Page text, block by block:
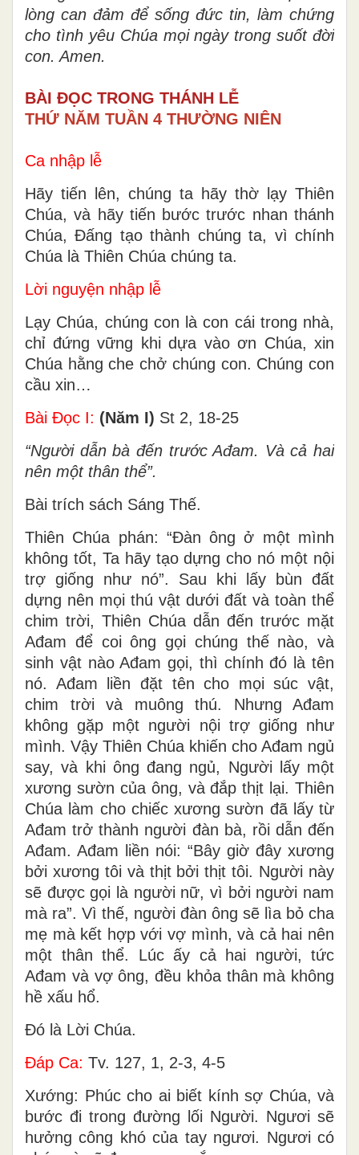
lòng can đảm để sống đức tin, làm chứng
cho tình yêu Chúa mọi ngày trong suốt đời
con. Amen.
BÀI ĐỌC TRONG THÁNH LỄ
THỨ NĂM TUẦN 4 THƯỜNG NIÊN
Ca nhập lễ
Hãy tiến lên, chúng ta hãy thờ lạy Thiên
Chúa, và hãy tiến bước trước nhan thánh
Chúa, Đấng tạo thành chúng ta, vì chính
Chúa là Thiên Chúa chúng ta.
Lời nguyện nhập lễ
Lạy Chúa, chúng con là con cái trong nhà,
chỉ đứng vững khi dựa vào ơn Chúa, xin
Chúa hằng che chở chúng con. Chúng con
cầu xin…
Bài Ðọc I: (Năm I) St 2, 18-25
“Người dẫn bà đến trước Ađam. Và cả hai
nên một thân thể”.
Bài trích sách Sáng Thế.
Thiên Chúa phán: “Ðàn ông ở một mình
không tốt, Ta hãy tạo dựng cho nó một nội
trợ giống như nó”. Sau khi lấy bùn đất
dựng nên mọi thú vật dưới đất và toàn thể
chim trời, Thiên Chúa dẫn đến trước mặt
Ađam để coi ông gọi chúng thế nào, và
sinh vật nào Ađam gọi, thì chính đó là tên
nó. Ađam liền đặt tên cho mọi súc vật,
chim trời và muông thú. Nhưng Ađam
không gặp một người nội trợ giống như
mình. Vậy Thiên Chúa khiến cho Ađam ngủ
say, và khi ông đang ngủ, Người lấy một
xương sườn của ông, và đắp thịt lại. Thiên
Chúa làm cho chiếc xương sườn đã lấy từ
Ađam trở thành người đàn bà, rồi dẫn đến
Ađam. Ađam liền nói: “Bây giờ đây xương
bởi xương tôi và thịt bởi thịt tôi. Người này
sẽ được gọi là người nữ, vì bởi người nam
mà ra”. Vì thế, người đàn ông sẽ lìa bỏ cha
mẹ mà kết hợp với vợ mình, và cả hai nên
một thân thể. Lúc ấy cả hai người, tức
Ađam và vợ ông, đều khỏa thân mà không
hề xấu hổ.
Ðó là Lời Chúa.
Ðáp Ca: Tv. 127, 1, 2-3, 4-5
Xướng: Phúc cho ai biết kính sợ Chúa, và
bước đi trong đường lối Người. Ngươi sẽ
hưởng công khó của tay ngươi. Ngươi có